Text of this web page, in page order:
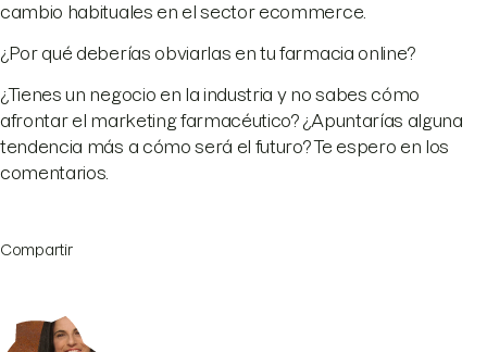
cambio habituales en el sector ecommerce.
¿Por qué deberías obviarlas en tu farmacia online?
¿Tienes un negocio en la industria y no sabes cómo
afrontar el marketing farmacéutico? ¿Apuntarías alguna
tendencia más a cómo será el futuro? Te espero en los
comentarios.
Compartir